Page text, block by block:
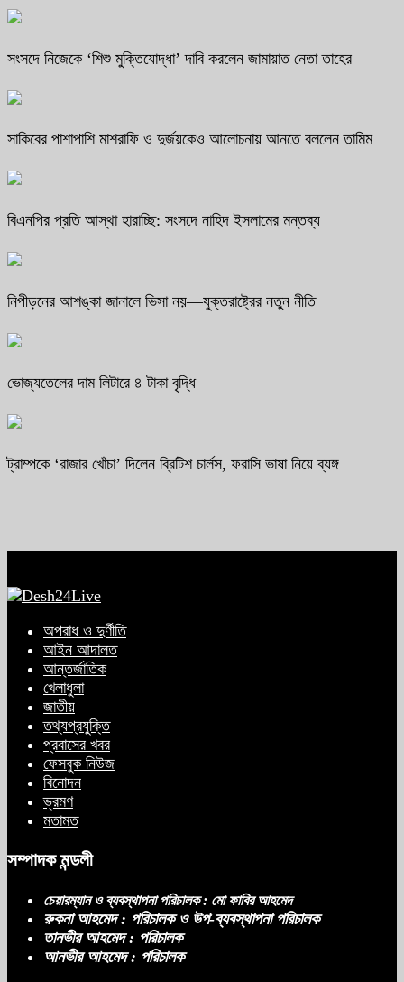
সংসদে নিজেকে ‘শিশু মুক্তিযোদ্ধা’ দাবি করলেন জামায়াত নেতা তাহের
সাকিবের পাশাপাশি মাশরাফি ও দুর্জয়কেও আলোচনায় আনতে বললেন তামিম
বিএনপির প্রতি আস্থা হারাচ্ছি: সংসদে নাহিদ ইসলামের মন্তব্য
নিপীড়নের আশঙ্কা জানালে ভিসা নয়—যুক্তরাষ্ট্রের নতুন নীতি
ভোজ্যতেলের দাম লিটারে ৪ টাকা বৃদ্ধি
ট্রাম্পকে ‘রাজার খোঁচা’ দিলেন ব্রিটিশ চার্লস, ফরাসি ভাষা নিয়ে ব্যঙ্গ
অপরাধ ও দুর্ণীতি
আইন আদালত
আন্তর্জাতিক
খেলাধুলা
জাতীয়
তথ্যপ্রযুক্তি
প্রবাসের খবর
ফেসবুক নিউজ
বিনোদন
ভ্রমণ
মতামত
সম্পাদক মন্ডলী
চেয়ারম্যান ও ব্যবস্থাপনা পরিচালক : মো ফাবির আহমেদ
রুকনা আহমেদ : পরিচালক ও উপ-ব্যবস্থাপনা পরিচালক
তানভীর আহমেদ : পরিচালক
আনভীর আহমেদ : পরিচালক